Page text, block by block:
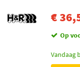
€
Op
Vandaag